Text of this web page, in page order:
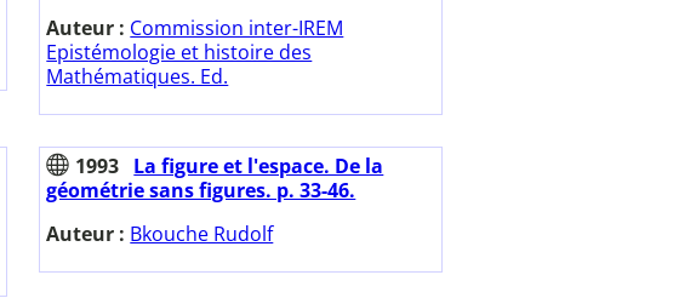
Auteur : Commission inter-IREM
Epistémologie et histoire des
Mathématiques. Ed.
1993 La figure et l'espace. De la
géométrie sans figures. p. 33-46.
Auteur : Bkouche Rudolf